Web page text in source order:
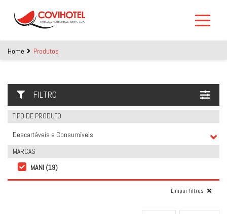
Home Produtos
FILTRO
TIPO DE PRODUTO
Descartáveis e Consumíveis
MARCAS
MANI (19)
Limpar filtros